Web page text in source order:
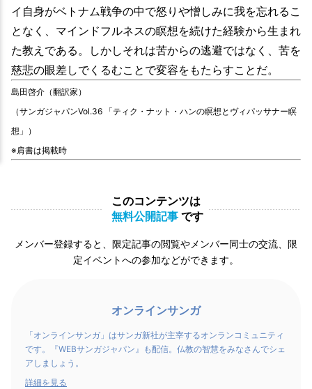
イ自身がベトナム戦争の中で怒りや憎しみに我を忘れるこ
となく、マインドフルネスの瞑想を続けた経験から生まれ
た教えである。しかしそれは苦からの逃避ではなく、苦を
慈悲の眼差しでくるむことで変容をもたらすことだ。
島田啓介（翻訳家）
（サンガジャパンVol.36 「ティク・ナット・ハンの瞑想とヴィパッサナー瞑
想」）
※肩書は掲載時
このコンテンツは
無料公開記事 です
メンバー登録すると、限定記事の閲覧やメンバー同士の交流、限
定イベントへの参加などができます。
オンラインサンガ
「オンラインサンガ」はサンガ新社が主宰するオンランコミュニティ
です。『WEBサンガジャパン』も配信。仏教の智慧をみなさんでシェ
アしましょう。
詳細を見る